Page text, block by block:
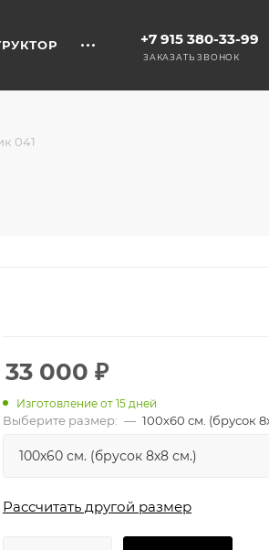
+7 915 380-33-99
ЗАКАЗАТЬ ЗВОНОК
041
33 000 ₽
Изготовление от 15 дней
Выберите размер: — 100х60 см. (брусок
Рассчитать другой размер